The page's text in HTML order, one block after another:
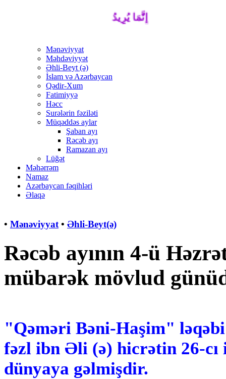
إِنَّمَا يُرِيدُ اللَّهُ لِيُذْهِبَ عَنْكُمُ الرِّجْسَ
Mənəviyyat
Məhdəviyyət
Əhli-Beyt (ə)
İslam və Azərbaycan
Qədir-Xum
Fatimiyyə
Həcc
Surələrin fəziləti
Müqəddəs aylar
Şaban ayı
Rəcəb ayı
Ramazan ayı
Lüğət
Məhərrəm
Namaz
Azərbaycan fəqihləri
Əlaqə
• Mənəviyyat • Əhli-Beyt(ə)
Rəcəb ayının 4-ü
mübarək mövlud
"Qəməri Bəni-Haşim"
fəzl ibn Əli (ə) hicrətin 26-cı
dünyaya gəlmişdir.